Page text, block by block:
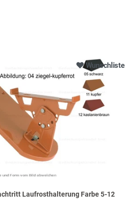
Wunschliste
Laufrosthalterung Farbe 5-12